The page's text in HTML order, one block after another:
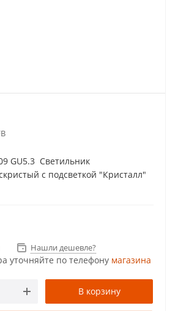
GU5.3 Светильник
с подсветкой "Кристалл"
Нашли дешевле?
уточняйте по телефону магазина
В корзину